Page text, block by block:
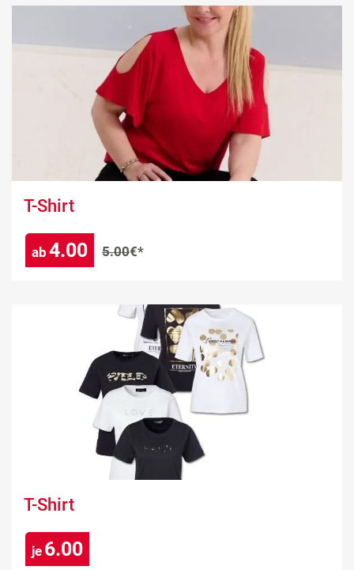
T-Shirt
ab 4.00 5.00€*
T-Shirt
je 6.00